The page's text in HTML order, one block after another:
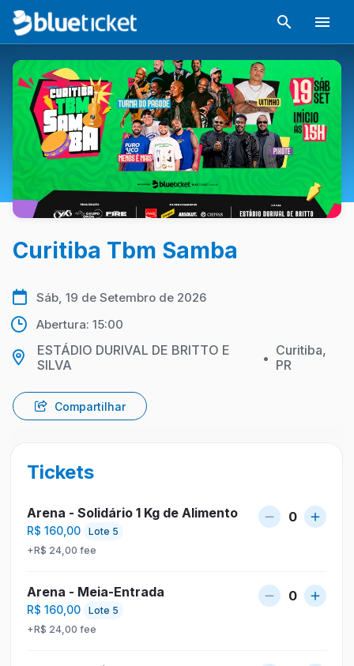
Curitiba Tbm Samba
Sáb, 19 de Setembro de 2026
Abertura: 15:00
ESTÁDIO DURIVAL DE BRITTO E
SILVA
• Curitiba,
PR
Compartilhar